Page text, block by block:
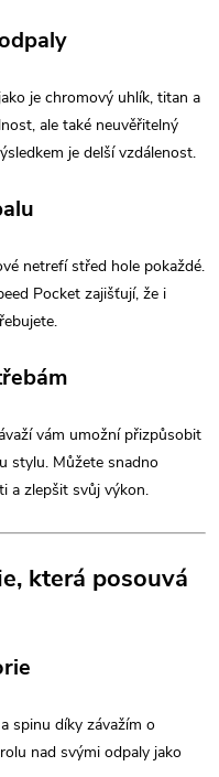
je chromový uhlík, titan a
ale také neuvěřitelný
je delší vzdálenost.
netrefí střed hole pokaždé.
Pocket zajišťují, že i
vám umožní přizpůsobit
stylu. Můžete snadno
a zlepšit svůj výkon.
která posouvá
spinu díky závažím o
nad svými odpaly jako